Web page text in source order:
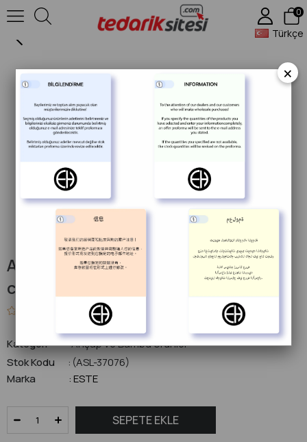
Türkçe
0
Apollon Ahşap Sunum 13,8x45x2,4 cm
Apollon Ahşap Sunum 13,8x45x2,4
cm
Kategori
Ahşap ve Bambu Ürünler
Stok Kodu
(ASL-37076)
Marka
: ESTE
×